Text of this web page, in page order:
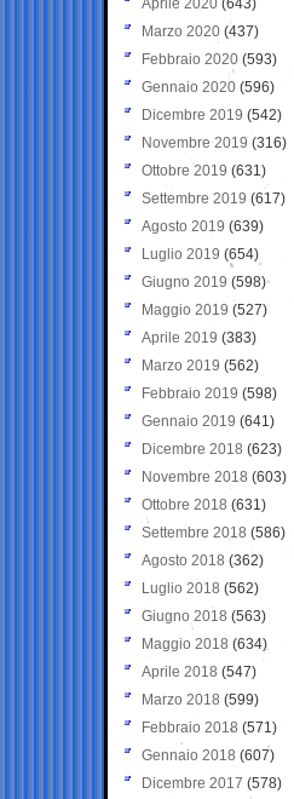
Aprile 2020 (643)
Marzo 2020 (437)
Febbraio 2020 (593)
Gennaio 2020 (596)
Dicembre 2019 (542)
Novembre 2019 (316)
Ottobre 2019 (631)
Settembre 2019 (617)
Agosto 2019 (639)
Luglio 2019 (654)
Giugno 2019 (598)
Maggio 2019 (527)
Aprile 2019 (383)
Marzo 2019 (562)
Febbraio 2019 (598)
Gennaio 2019 (641)
Dicembre 2018 (623)
Novembre 2018 (603)
Ottobre 2018 (631)
Settembre 2018 (586)
Agosto 2018 (362)
Luglio 2018 (562)
Giugno 2018 (563)
Maggio 2018 (634)
Aprile 2018 (547)
Marzo 2018 (599)
Febbraio 2018 (571)
Gennaio 2018 (607)
Dicembre 2017 (578)